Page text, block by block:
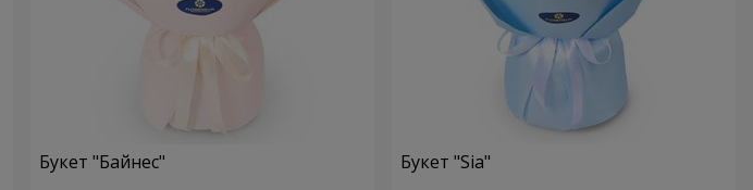
Букет "Байнес" Букет "Sia"